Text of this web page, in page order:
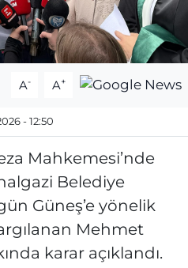
A- A+
- 12:50
Mahkemesi’nde
Belediye
Güneş’e yönelik
Mehmet
karar açıklandı.